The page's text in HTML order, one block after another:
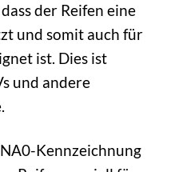
der Reifen eine
und somit auch für
ist. Dies ist
und andere
Kennzeichnung